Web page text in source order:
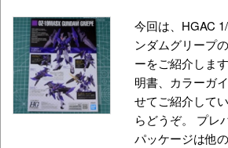
今回は、HGAC
ンダムグリープ
ーをご紹介しま
明書、カラーガ
せてご紹介して
らどうぞ。 プレ
パッケージは他